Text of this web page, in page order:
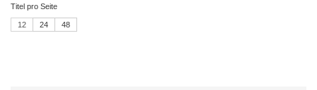
Titel pro Seite
12 24 48